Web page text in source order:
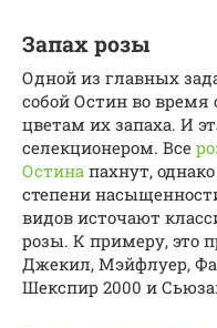
Запах розы
Одной из главных
собой Остин во время
цветам их запаха. И
селекционером. Все
Остина пахнут,
степени
видов источают
розы. К примеру, это
Джекил, Мэйфлуер,
Шекспир 2000 и